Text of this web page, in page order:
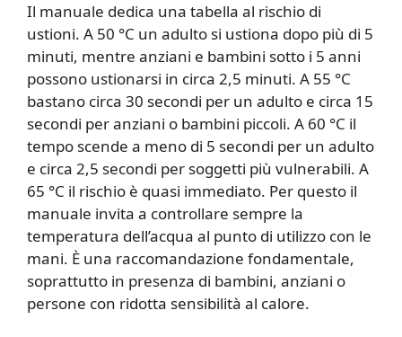
Il manuale dedica una tabella al rischio di
ustioni. A 50 °C un adulto si ustiona dopo più di 5
minuti, mentre anziani e bambini sotto i 5 anni
possono ustionarsi in circa 2,5 minuti. A 55 °C
bastano circa 30 secondi per un adulto e circa 15
secondi per anziani o bambini piccoli. A 60 °C il
tempo scende a meno di 5 secondi per un adulto
e circa 2,5 secondi per soggetti più vulnerabili. A
65 °C il rischio è quasi immediato. Per questo il
manuale invita a controllare sempre la
temperatura dell’acqua al punto di utilizzo con le
mani. È una raccomandazione fondamentale,
soprattutto in presenza di bambini, anziani o
persone con ridotta sensibilità al calore.